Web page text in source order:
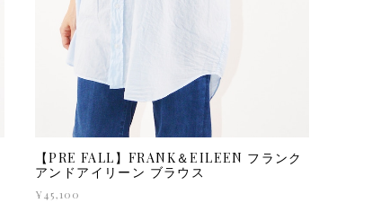
【PRE FALL】FRANK＆EILEEN フランク
アンドアイリーン ブラウス
¥45,100